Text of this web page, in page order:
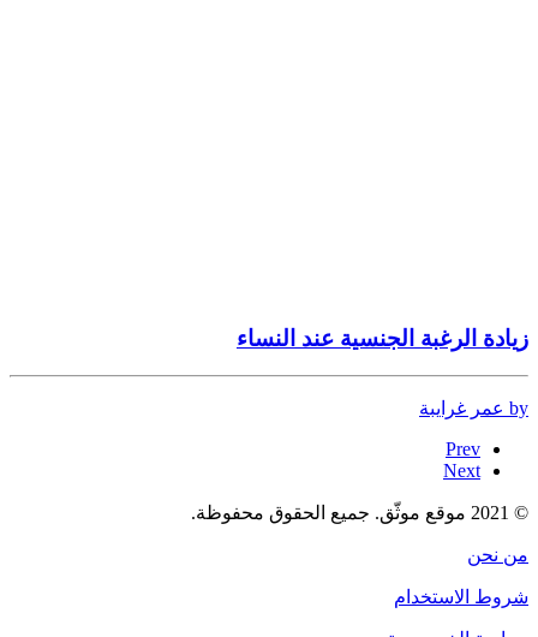
زيادة الرغبة الجنسية عند النساء
by عمر غرايبة
Prev
Next
© 2021 موقع موثّق. جميع الحقوق محفوظة.
من نحن
شروط الاستخدام